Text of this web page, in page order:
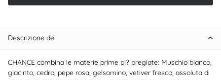
Descrizione del
CHANCE combina le materie prime pi? pregiate: Muschio bianco,
giacinto, cedro, pepe rosa, gelsomino, vetiver fresco, assoluta di